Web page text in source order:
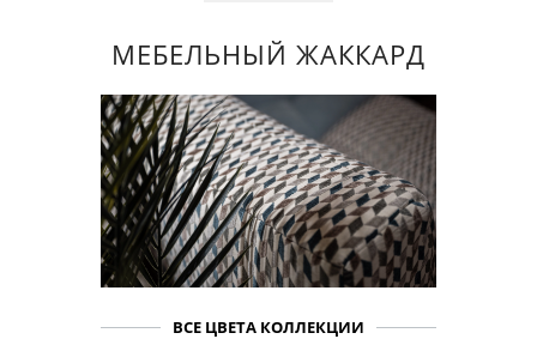
МЕБЕЛЬНЫЙ ЖАККАРД
ВСЕ ЦВЕТА КОЛЛЕКЦИИ